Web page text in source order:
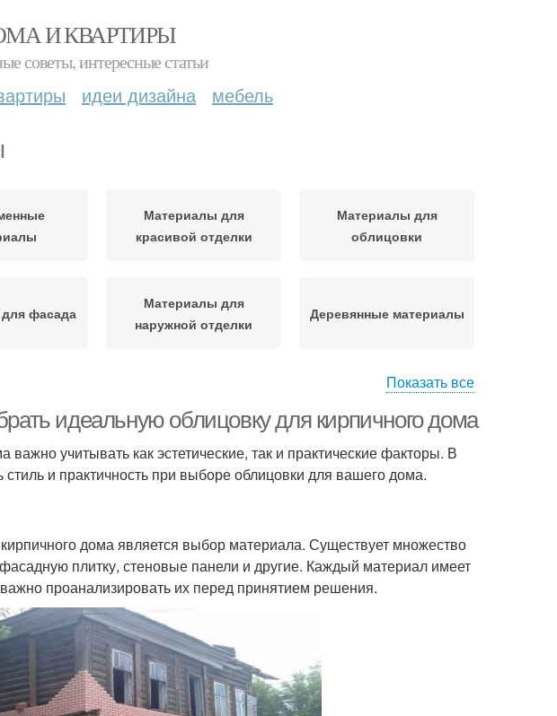
И КВАРТИРЫ
советы, интересные статьи
идеи дизайна мебель
Материалы для
красивой отделки
Материалы для
облицовки
фасада
Материалы для
наружной отделки
Деревянные материалы
Показать все
идеальную облицовку для кирпичного дома
учитывать как эстетические, так и практические факторы. В
и практичность при выборе облицовки для вашего дома.
дома является выбор материала. Существует множество
плитку, стеновые панели и другие. Каждый материал имеет
проанализировать их перед принятием решения.